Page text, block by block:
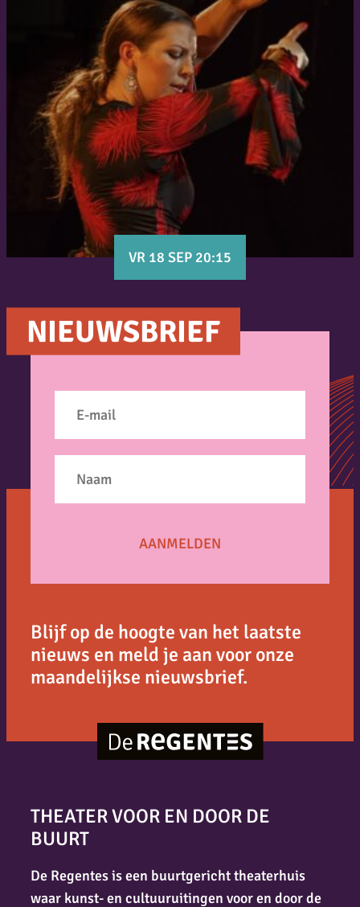
VR 18 SEP 20:15
NIEUWSBRIEF
Blijf op de hoogte van het laatste
nieuws en meld je aan voor onze
maandelijkse nieuwsbrief.
THEATER VOOR EN DOOR DE
BUURT
De Regentes is een buurtgericht theaterhuis
waar kunst- en cultuuruitingen voor en door de